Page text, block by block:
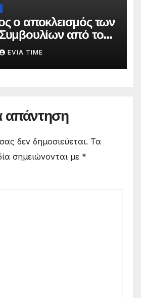
ο αποκλεισμός των
από τον
EVIA TIME
απάντηση
δεν δημοσιεύεται. Τα
σημειώνονται με *